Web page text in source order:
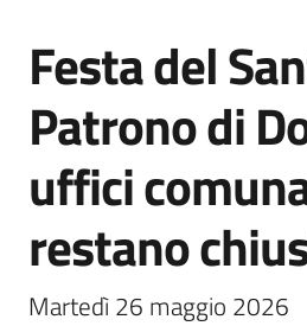
Novità
Menu selezionato
Servizi
Vivere
Salta al contenuto
Festa del
Patrono di
uffici
restano
Martedì 26 maggio 2026